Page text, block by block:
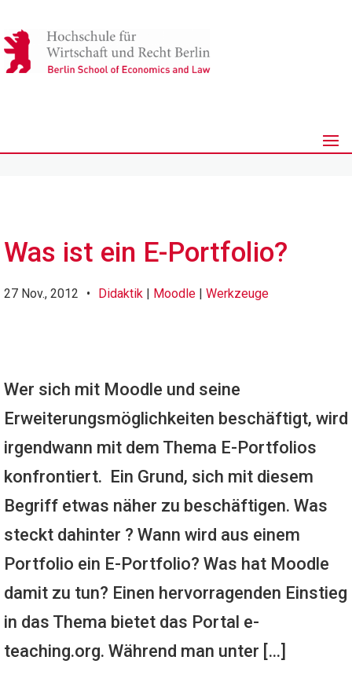
Was ist ein E-Portfolio?
27 Nov., 2012 • Didaktik | Moodle | Werkzeuge
Wer sich mit Moodle und seine
Erweiterungsmöglichkeiten beschäftigt, wird
irgendwann mit dem Thema E-Portfolios
konfrontiert. Ein Grund, sich mit diesem
Begriff etwas näher zu beschäftigen. Was
steckt dahinter ? Wann wird aus einem
Portfolio ein E-Portfolio? Was hat Moodle
damit zu tun? Einen hervorragenden Einstieg
in das Thema bietet das Portal e-
teaching.org. Während man unter […]